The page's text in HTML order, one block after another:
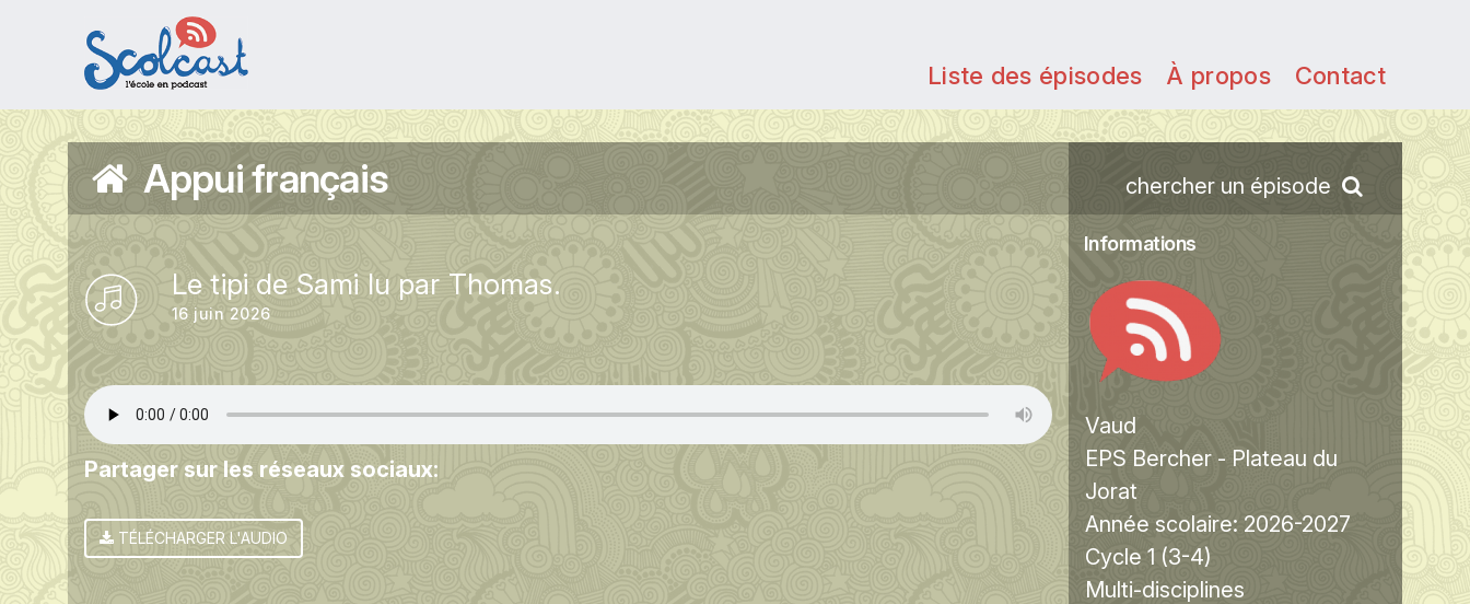
Aller au contenu principal
Liste des épisodes À propos Contact
Appui français chercher un épisode
Le tipi de Sami lu par Thomas.
16 juin 2026
Partager sur les réseaux sociaux:
TÉLÉCHARGER L'AUDIO
Informations
Vaud
EPS Bercher - Plateau du
Jorat
Année scolaire: 2026-2027
Cycle 1 (3-4)
Multi-disciplines